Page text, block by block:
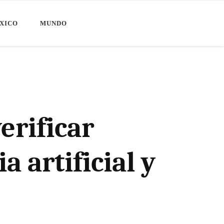
MUNDO
artificial y